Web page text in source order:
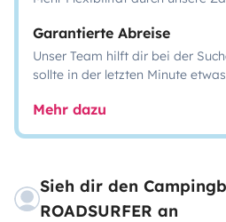
Garantierte Abreise
Unser Team hilft dir bei der
sollte in der letzten Minute
Mehr dazu
Sieh dir den
ROADSURFER an